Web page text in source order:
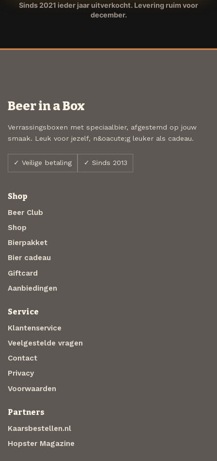
Sinds 2021 ieder jaar uitverkocht. Levering ruim voor
december.
Beer in a Box
Verrassingsboxen met speciaalbier, afgestemd op jouw
smaak. Leuk voor jezelf, n&oacute;g leuker als cadeau.
✓ Veilige betaling ✓ Sinds 2013
Shop
Beer Club
Shop
Bierpakket
Bier cadeau
Giftcard
Aanbiedingen
Service
Klantenservice
Veelgestelde vragen
Contact
Privacy
Voorwaarden
Partners
Kaarsbestellen.nl
Hopster Magazine